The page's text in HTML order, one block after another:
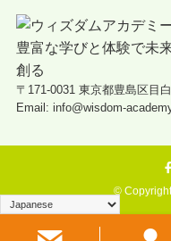
〒171-0031 東京都豊島区目
Email: info@wisdom-
©